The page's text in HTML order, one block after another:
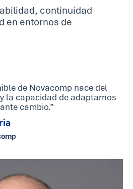
continuidad
en entornos de
de Novacomp nace del
la capacidad de adaptarnos
cambio.”